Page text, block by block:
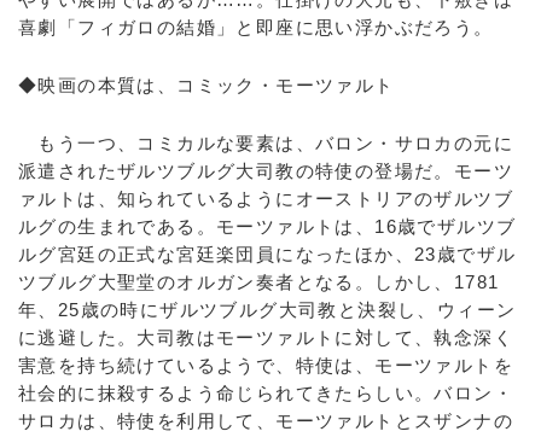
喜劇「フィガロの結婚」と即座に思い浮かぶだろう。
◆映画の本質は、コミック・モーツァルト
もう一つ、コミカルな要素は、バロン・サロカの元に
派遣されたザルツブルグ大司教の特使の登場だ。モーツ
ァルトは、知られているようにオーストリアのザルツブ
ルグの生まれである。モーツァルトは、16歳でザルツブ
ルグ宮廷の正式な宮廷楽団員になったほか、23歳でザル
ツブルグ大聖堂のオルガン奏者となる。しかし、1781
年、25歳の時にザルツブルグ大司教と決裂し、ウィーン
に逃避した。大司教はモーツァルトに対して、執念深く
害意を持ち続けているようで、特使は、モーツァルトを
社会的に抹殺するよう命じられてきたらしい。バロン・
サロカは、特使を利用して、モーツァルトとスザンナの